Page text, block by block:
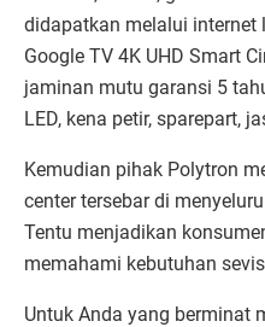
didapatkan melalui internet
Google TV 4K UHD Smart
jaminan mutu garansi 5
LED, kena petir, sparepart,
Kemudian pihak Polytron
center tersebar di
Tentu menjadikan
memahami kebutuhan
Untuk Anda yang berminat